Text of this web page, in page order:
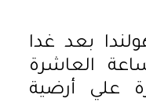
بعد غدا
العاشرة
علي أرضية